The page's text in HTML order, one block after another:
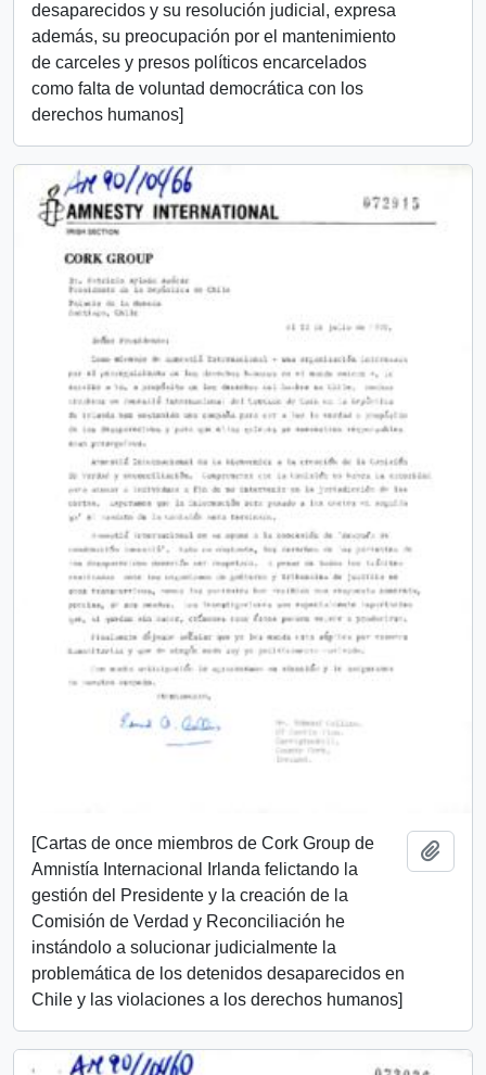
desaparecidos y su resolución judicial, expresa
además, su preocupación por el mantenimiento
de carceles y presos políticos encarcelados
como falta de voluntad democrática con los
derechos humanos]
[Cartas de once miembros de Cork Group de
Amnistía Internacional Irlanda felictando la
gestión del Presidente y la creación de la
Comisión de Verdad y Reconciliación he
instándolo a solucionar judicialmente la
problemática de los detenidos desaparecidos en
Chile y las violaciones a los derechos humanos]